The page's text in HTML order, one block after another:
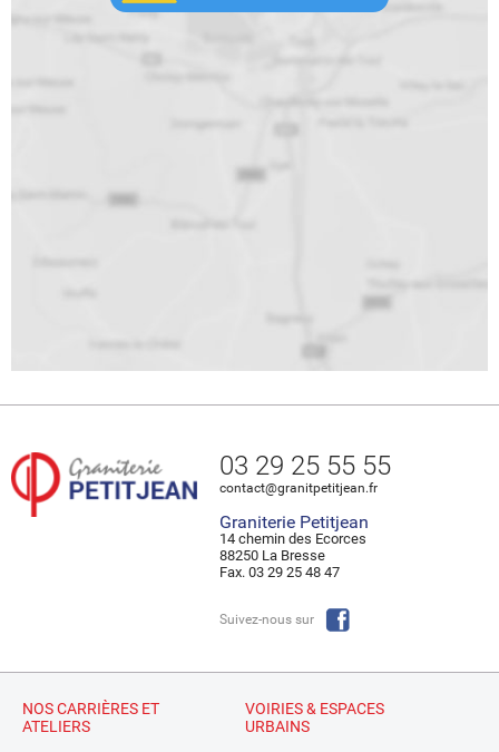
03 29 25 55 55
contact@granitpetitjean.fr
Graniterie Petitjean
14 chemin des Ecorces
88250 La Bresse
Fax. 03 29 25 48 47
Suivez-nous sur
NOS CARRIÈRES ET
ATELIERS
VOIRIES & ESPACES
URBAINS